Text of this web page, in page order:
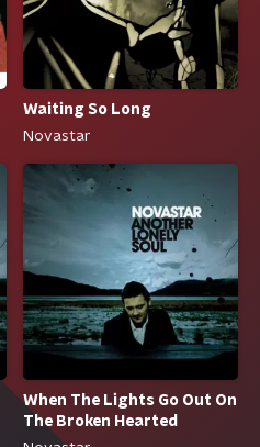
Waiting So Long
Novastar
When The Lights Go Out On
The Broken Hearted